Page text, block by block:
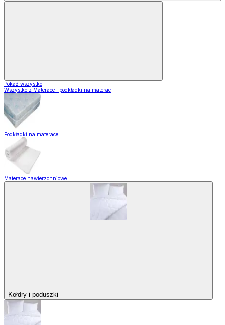
Pokaż wszystko
Wszystko z Materace i podkładki na materac
Podkładki na materace
Materace nawierzchniowe
Kołdry i poduszki